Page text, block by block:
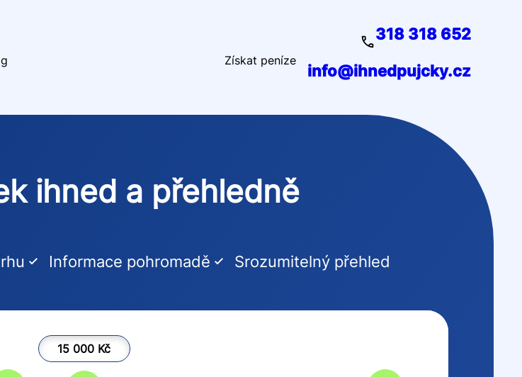
Získat peníze
318 318 652
info@ihnedpujcky.cz
ihned a přehledně
Informace pohromadě Srozumitelný přehled
15 000 Kč